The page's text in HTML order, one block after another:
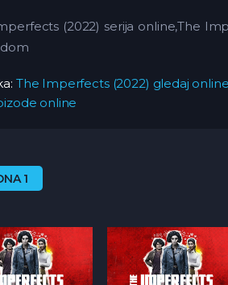
(2022) serija online,The
The Imperfects (2022) gledaj online
online
1